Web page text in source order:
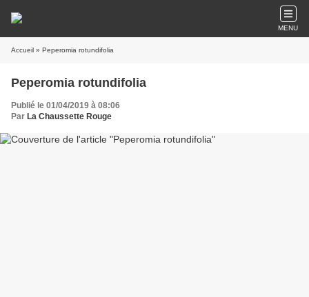
MENU
Accueil » Peperomia rotundifolia
Peperomia rotundifolia
Publié le 01/04/2019 à 08:06
Par La Chaussette Rouge